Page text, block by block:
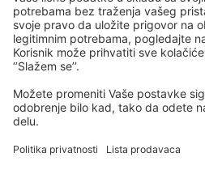
Copyright © eSky.rs. Sva prava zadržana.